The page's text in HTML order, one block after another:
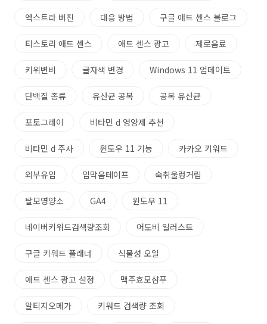
엑스트라 버진 대응 방법 구글 애드 센스 블로그
티스토리 애드 센스 애드 센스 광고 제로음료
키위변비 글자색 변경 Windows 11 업데이트
단백질 종류 유산균 공복 공복 유산균
포토그레이 비타민 d 영양제 추천
비타민 d 주사 윈도우 11 기능 카카오 키워드
외부유입 입막음테이프 숙취울렁거림
탈모영양소 GA4 윈도우 11
네이버키워드검색량조회 어도비 일러스트
구글 키워드 플래너 식물성 오일
애드 센스 광고 설정 맥주효모샴푸
알티지오메가 키워드 검색량 조회